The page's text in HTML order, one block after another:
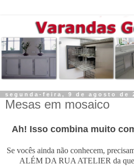
segunda-feira, 9 de agosto de
Mesas em mosaico
Ah! Isso combina muito
Se vocês ainda não conhecem,
ALÉM DA RUA ATELIER da